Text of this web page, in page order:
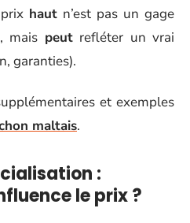
hautn’est pas un gage
mais peutrefléter un vrai
garanties).
et exemples
maltais.
:
le prix ?